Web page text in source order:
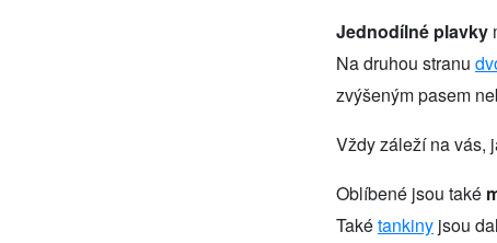
Jednodílné plavky
Na druhou stranu
zvýšeným pasem
Vždy záleží na vás,
Oblíbené jsou také
Takétankiny jsou